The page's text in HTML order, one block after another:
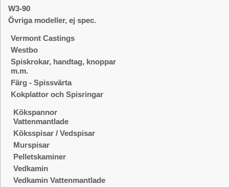
W3-90
Övriga modeller, ej spec.
Vermont Castings
Westbo
Spiskrokar, handtag, knoppar
m.m.
Färg - Spissvärta
Kokplattor och Spisringar
Kökspannor
Vattenmantlade
Köksspisar / Vedspisar
Murspisar
Pelletskaminer
Vedkamin
Vedkamin Vattenmantlade